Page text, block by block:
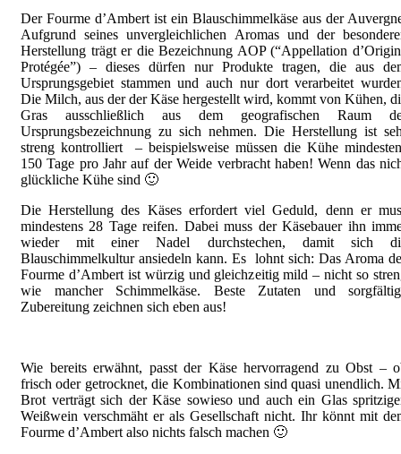
Der Fourme d’Ambert ist ein Blauschimmelkäse aus der
Aufgrund seines unvergleichlichen Aromas und der
Herstellung trägt er die Bezeichnung AOP (“Appellation
Protégée”) – dieses dürfen nur Produkte tragen, die aus
Ursprungsgebiet stammen und auch nur dort verarbeitet
Die Milch, aus der der Käse hergestellt wird, kommt von Kühen,
Gras ausschließlich aus dem geografischen Raum
Ursprungsbezeichnung zu sich nehmen. Die Herstellung ist
streng kontrolliert – beispielsweise müssen die Kühe
150 Tage pro Jahr auf der Weide verbracht haben! Wenn das
glückliche Kühe sind 🙂
Die Herstellung des Käses erfordert viel Geduld, denn er
mindestens 28 Tage reifen. Dabei muss der Käsebauer ihn
wieder mit einer Nadel durchstechen, damit sich
Blauschimmelkultur ansiedeln kann. Es lohnt sich: Das Aroma
Fourme d’Ambert ist würzig und gleichzeitig mild – nicht so
wie mancher Schimmelkäse. Beste Zutaten und
Zubereitung zeichnen sich eben aus!
Wie bereits erwähnt, passt der Käse hervorragend zu Obst –
frisch oder getrocknet, die Kombinationen sind quasi unendlich.
Brot verträgt sich der Käse sowieso und auch ein Glas
Weißwein verschmäht er als Gesellschaft nicht. Ihr könnt mit
Fourme d’Ambert also nichts falsch machen 🙂